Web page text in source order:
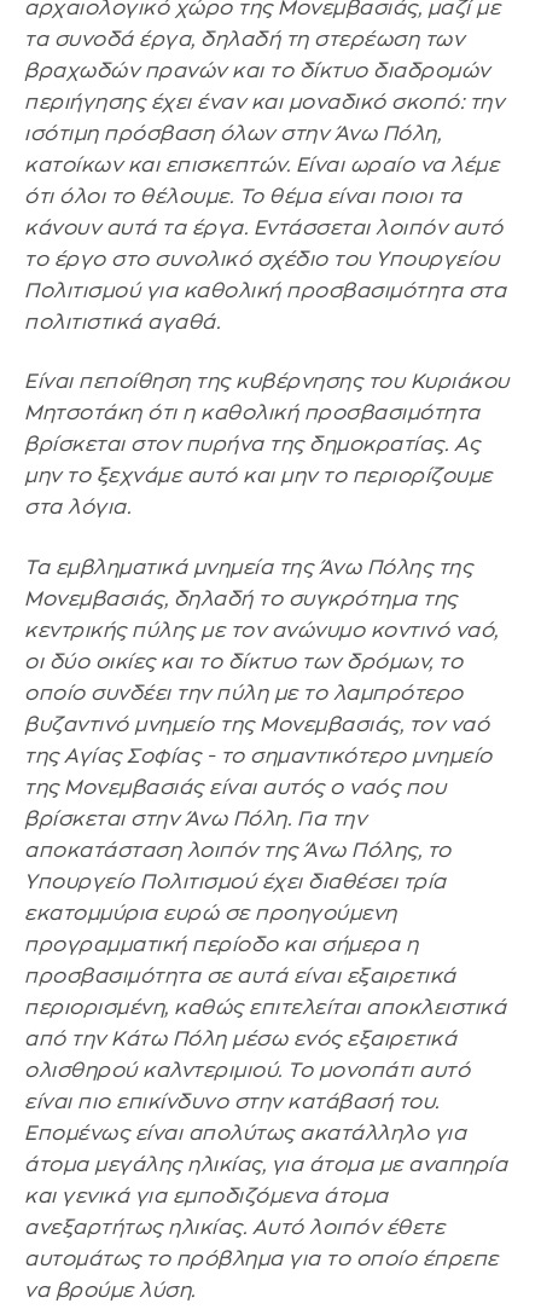
αρχαιολογικό χώρο της Μονεμβασιάς, μαζί με
τα συνοδά έργα, δηλαδή τη στερέωση των
βραχωδών πρανών και το δίκτυο διαδρομών
περιήγησης έχει έναν και μοναδικό σκοπό: την
ισότιμη πρόσβαση όλων στην Άνω Πόλη,
κατοίκων και επισκεπτών. Είναι ωραίο να λέμε
ότι όλοι το θέλουμε. Το θέμα είναι ποιοι τα
κάνουν αυτά τα έργα. Εντάσσεται λοιπόν αυτό
το έργο στο συνολικό σχέδιο του Υπουργείου
Πολιτισμού για καθολική προσβασιμότητα στα
πολιτιστικά αγαθά.
Είναι πεποίθηση της κυβέρνησης του Κυριάκου
Μητσοτάκη ότι η καθολική προσβασιμότητα
βρίσκεται στον πυρήνα της δημοκρατίας. Ας
μην το ξεχνάμε αυτό και μην το περιορίζουμε
στα λόγια.
Τα εμβληματικά μνημεία της Άνω Πόλης της
Μονεμβασιάς, δηλαδή το συγκρότημα της
κεντρικής πύλης με τον ανώνυμο κοντινό ναό,
οι δύο οικίες και το δίκτυο των δρόμων, το
οποίο συνδέει την πύλη με το λαμπρότερο
βυζαντινό μνημείο της Μονεμβασιάς, τον ναό
της Αγίας Σοφίας - το σημαντικότερο μνημείο
της Μονεμβασιάς είναι αυτός ο ναός που
βρίσκεται στην Άνω Πόλη. Για την
αποκατάσταση λοιπόν της Άνω Πόλης, το
Υπουργείο Πολιτισμού έχει διαθέσει τρία
εκατομμύρια ευρώ σε προηγούμενη
προγραμματική περίοδο και σήμερα η
προσβασιμότητα σε αυτά είναι εξαιρετικά
περιορισμένη, καθώς επιτελείται αποκλειστικά
από την Κάτω Πόλη μέσω ενός εξαιρετικά
ολισθηρού καλντεριμιού. Το μονοπάτι αυτό
είναι πιο επικίνδυνο στην κατάβασή του.
Επομένως είναι απολύτως ακατάλληλο για
άτομα μεγάλης ηλικίας, για άτομα με αναπηρία
και γενικά για εμποδιζόμενα άτομα
ανεξαρτήτως ηλικίας. Αυτό λοιπόν έθετε
αυτομάτως το πρόβλημα για το οποίο έπρεπε
να βρούμε λύση.